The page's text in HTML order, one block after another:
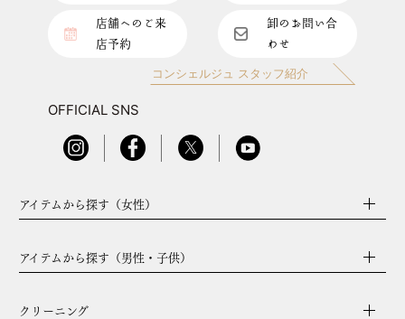
店舗へのご来
店予約
卸のお問い合
わせ
コンシェルジュ スタッフ紹介
OFFICIAL SNS
アイテムから探す（女性）
アイテムから探す（男性・子供）
クリーニング